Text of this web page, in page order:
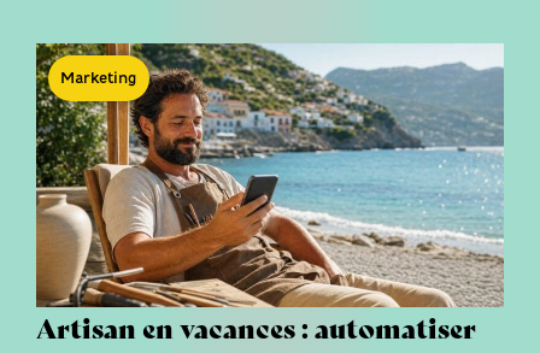
Marketing
Artisan en vacances : automatiser